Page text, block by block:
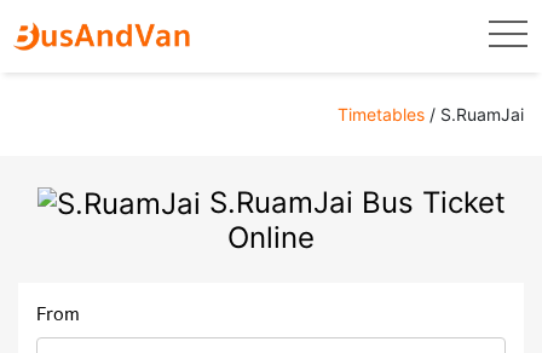
Timetables / S.RuamJai
S.RuamJai Bus Ticket
Online